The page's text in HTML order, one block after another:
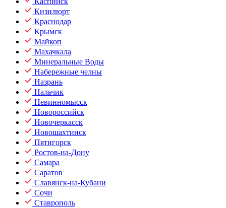
Кизилюрт
Краснодар
Крымск
Майкоп
Махачкала
Минеральные Воды
Набережные челны
Назрань
Нальчик
Невинномысск
Новороссийск
Новочеркасск
Новошахтинск
Пятигорск
Ростов-на-Дону
Самара
Саратов
Славянск-на-Кубани
Сочи
Ставрополь